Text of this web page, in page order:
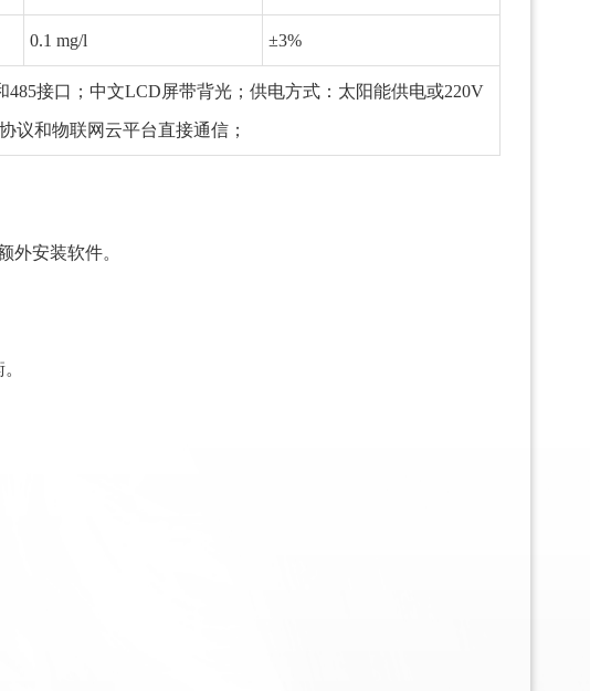
0.1 mg/l ±3%
485接口；中文LCD屏带背光；供电方式：太阳能供电或220V
议和物联网云平台直接通信；
外安装软件。